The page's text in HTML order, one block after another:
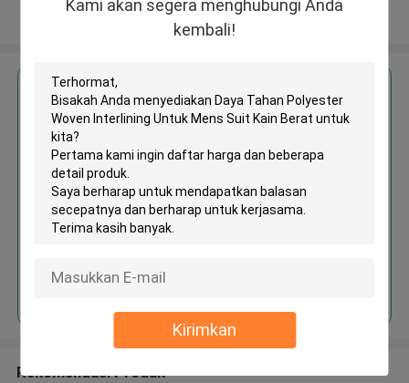
Kami akan segera menghubungi Anda
kembali!
Kirimkan
Lihat Lebih
Dapatkan Harga Terbaik untuk
Interlining Untuk Mens Suit Kain
Berat
Terus
Rekomendasi Produk